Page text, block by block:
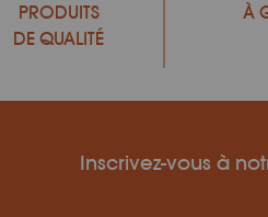
PRODUITS
DE QUALITÉ
À
Inscrivez-vous à